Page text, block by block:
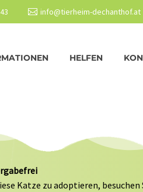
info@tierheim-dechanthof.at
HELFEN
Katze zu adoptieren, besuchen